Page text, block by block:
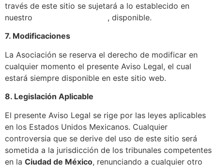
través de este sitio se sujetará a lo establecido en
nuestro
, disponible.
7. Modificaciones
La Asociación se reserva el derecho de modificar en
cualquier momento el presente Aviso Legal, el cual
estará siempre disponible en este sitio web.
8. Legislación Aplicable
El presente Aviso Legal se rige por las leyes aplicables
en los Estados Unidos Mexicanos. Cualquier
controversia que se derive del uso de este sitio será
sometida a la jurisdicción de los tribunales competentes
en la Ciudad de México, renunciando a cualquier otro